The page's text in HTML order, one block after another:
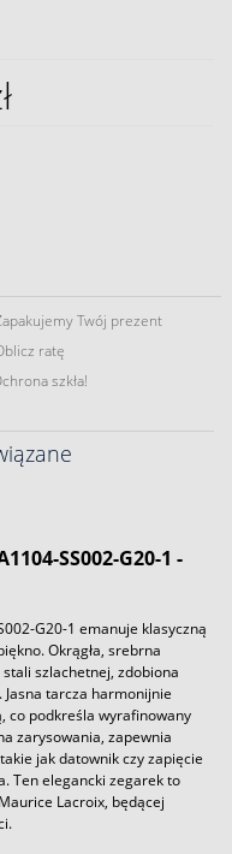
Twój prezent
ratę
szkła!
SS002-G20-1 -
G20-1 emanuje klasyczną
Okrągła, srebrna
szlachetnej, zdobiona
tarcza harmonijnie
co podkreśla wyrafinowany
zarysowania, zapewnia
jak datownik czy zapięcie
Ten elegancki zegarek to
Lacroix, będącej